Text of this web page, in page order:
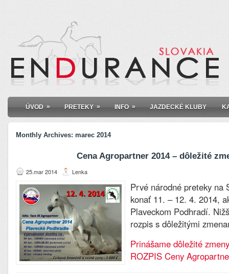
ÚVOD » PRETEKY » INFO » JAZDECKÉ KLUBY
Monthly Archives: marec 2014
Cena Agropartner 2014 – dôležité
25.mar 2014 Lenka
Prvé národné preteky na
konať 11. – 12. 4. 2014,
Plaveckom Podhradí.
rozpis s dôležitými
Prinášame dôležité
ROZPIS Ceny